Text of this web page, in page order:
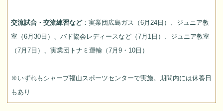
交流試合・交流練習など：実業団広島ガス（6月24日）、ジュニア教
室（6月30日）、バド協会レディースなど（7月1日）、ジュニア教室
（7月7日）、実業団トナミ運輸（7月9・10日）
※いずれもシャープ福山スポーツセンターで実施。期間内には休養日
もあり